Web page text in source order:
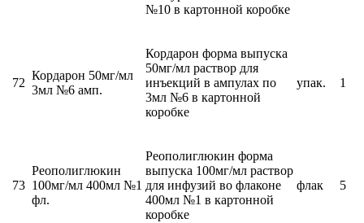
№10 в картонной коробке
72
Кордарон 50мг/мл
3мл №6 амп.
Кордарон форма выпуска
50мг/мл раствор для
инъекций в ампулах по
3мл №6 в картонной
коробке
упак. 1
73
Реополиглюкин
100мг/мл 400мл №1
фл.
Реополиглюкин форма
выпуска 100мг/мл раствор
для инфузий во флаконе
400мл №1 в картонной
коробке
флак 5